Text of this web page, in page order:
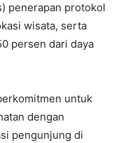
penerapan protokol
wisata, serta
persen dari daya
untuk
dengan
pengunjung di